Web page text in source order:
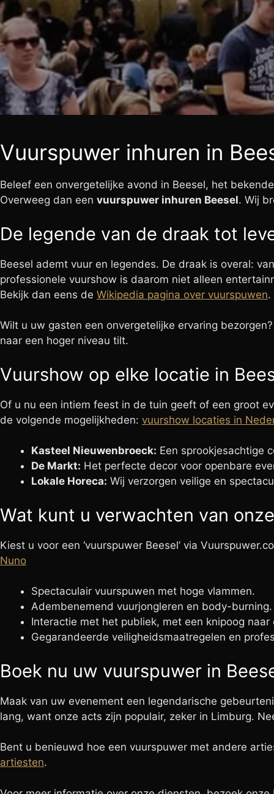
Vuurspuwer inhuren in
Beleef een onvergetelijke avond in Beesel, het
Overweeg dan een vuurspuwer inhuren Beesel. Wij
De legende van de draak tot
Beesel ademt vuur en legendes. De draak is overal:
professionele vuurshow is daarom niet alleen
Bekijk dan eens de Wikipedia pagina over vuurspuwen.
Wilt u uw gasten een onvergetelijke ervaring
naar een hoger niveau tilt.
Vuurshow op elke locatie in
Of u nu een intiem feest in de tuin geeft of een groot
de volgende mogelijkheden: vuurshow locaties in
Kasteel Nieuwenbroeck: Een sprookjesachtige
De Markt: Het perfecte decor voor openbare
Lokale Horeca: Wij verzorgen veilige en
Wat kunt u verwachten van
Kiest u voor een ‘vuurspuwer Beesel’ via
Nuno
Spectaculair vuurspuwen met hoge vlammen.
Adembenemend vuurjongleren en body-burning.
Interactie met het publiek, met een knipoog naar
Gegarandeerde veiligheidsmaatregelen en
Boek nu uw vuurspuwer in
Maak van uw evenement een legendarische
lang, want onze acts zijn populair, zeker in Limburg.
Bent u benieuwd hoe een vuurspuwer met andere
artiesten.